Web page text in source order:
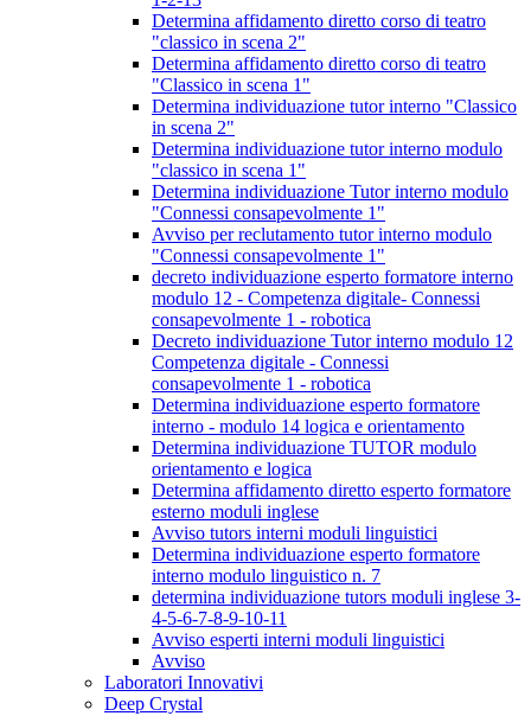
Determina affidamento diretto corso di teatro
"classico in scena 2"
Determina affidamento diretto corso di teatro
"Classico in scena 1"
Determina individuazione tutor interno "Classico
in scena 2"
Determina individuazione tutor interno modulo
"classico in scena 1"
Determina individuazione Tutor interno modulo
"Connessi consapevolmente 1"
Avviso per reclutamento tutor interno modulo
"Connessi consapevolmente 1"
decreto individuazione esperto formatore interno
modulo 12 - Competenza digitale- Connessi
consapevolmente 1 - robotica
Decreto individuazione Tutor interno modulo 12
Competenza digitale - Connessi
consapevolmente 1 - robotica
Determina individuazione esperto formatore
interno - modulo 14 logica e orientamento
Determina individuazione TUTOR modulo
orientamento e logica
Determina affidamento diretto esperto formatore
esterno moduli inglese
Avviso tutors interni moduli linguistici
Determina individuazione esperto formatore
interno modulo linguistico n. 7
determina individuazione tutors moduli inglese 3-
4-5-6-7-8-9-10-11
Avviso esperti interni moduli linguistici
Avviso
Laboratori Innovativi
Deep Crystal